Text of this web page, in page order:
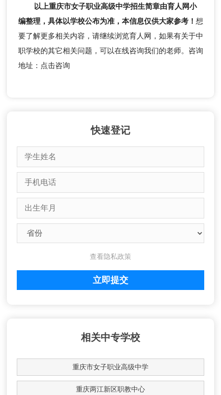
以上重庆市女子职业高级中学招生简章由育人网小
编整理，具体以学校公布为准，本信息仅供大家参考！ 想
要了解更多相关内容，请继续浏览育人网，如果有关于中
职学校的其它相关问题，可以在线咨询我们的老师。咨询
地址：点击咨询
快速登记
查看隐私政策
相关中专学校
重庆市女子职业高级中学
重庆两江新区职教中心